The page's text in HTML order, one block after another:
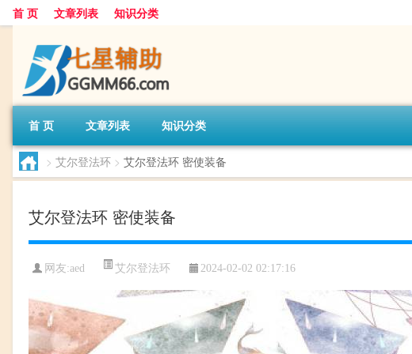
首 页 文章列表 知识分类
首 页 文章列表 知识分类
> 艾尔登法环 > 艾尔登法环 密使装备
艾尔登法环 密使装备
网友:aed 艾尔登法环 2024-02-02 02:17:16